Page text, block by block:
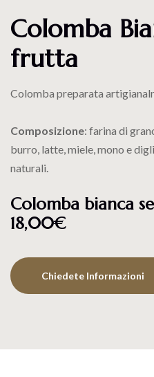
Colomba
frutta
Colomba preparata
Composizione: farina di
burro, latte, miele, mono e
naturali.
Colomba bianca
18,00€
Chiedete Informazioni